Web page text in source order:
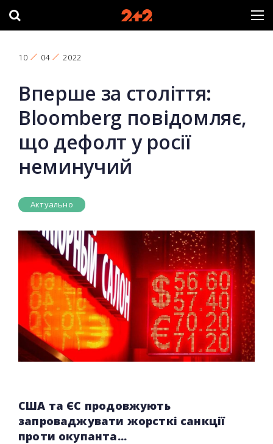
10 04 2022
Вперше за століття:
Bloomberg повідомляє,
що дефолт у росії
неминучий
Актуально
США та ЄС продовжують
запроваджувати жорсткі санкції
проти окупанта...